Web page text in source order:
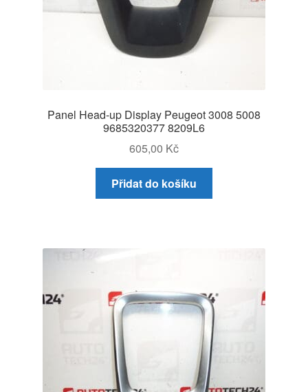
Panel Head-up Display Peugeot 3008 5008
9685320377 8209L6
605,00 Kč
Přidat do košíku